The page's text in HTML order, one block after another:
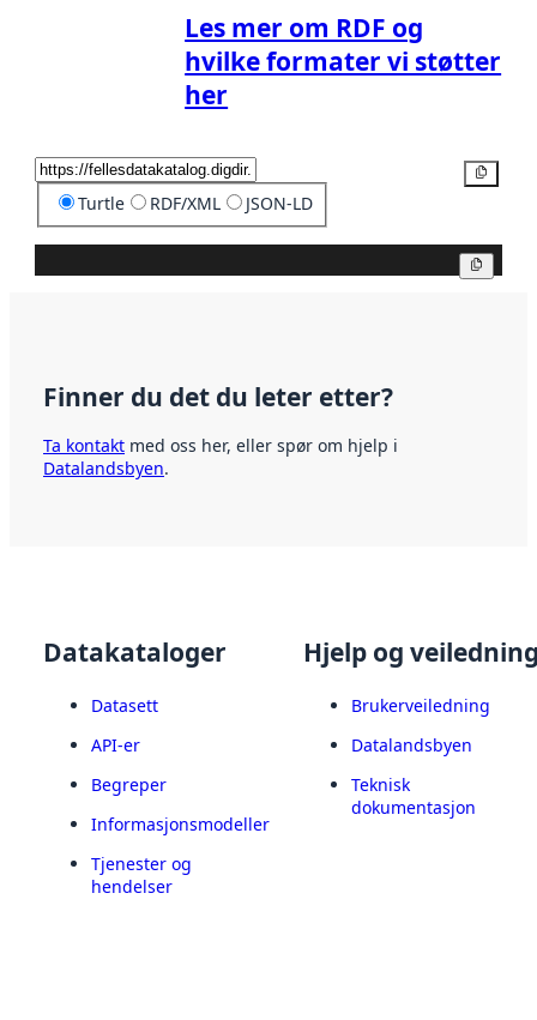
Les mer om RDF og
hvilke formater vi støtter
her
Turtle RDF/XML JSON-LD
Finner du det du leter etter?
Ta kontakt med oss her, eller spør om hjelp i
Datalandsbyen.
Datakataloger
Datasett
API-er
Begreper
Informasjonsmodeller
Tjenester og
hendelser
Hjelp og
Brukerveiledning
Datalandsbyen
Teknisk
dokumentasjon